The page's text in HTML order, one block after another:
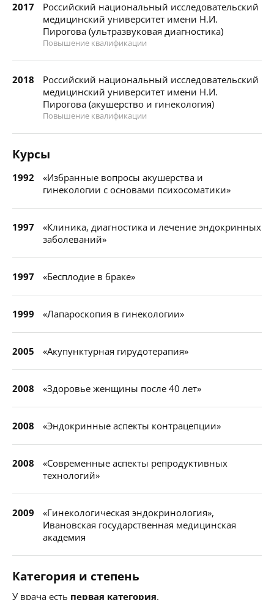
2017
Российский национальный исследовательский
медицинский университет имени Н.И.
Пирогова (ультразвуковая диагностика)
Повышение квалификации
2018
Российский национальный исследовательский
медицинский университет имени Н.И.
Пирогова (акушерство и гинекология)
Повышение квалификации
Курсы
1992
«Избранные вопросы акушерства и
гинекологии с основами психосоматики»
1997
«Клиника, диагностика и лечение эндокринных
заболеваний»
1997 «Бесплодие в браке»
1999 «Лапароскопия в гинекологии»
2005 «Акупунктурная гирудотерапия»
2008 «Здоровье женщины после 40 лет»
2008 «Эндокринные аспекты контрацепции»
2008
«Современные аспекты репродуктивных
технологий»
2009
«Гинекологическая эндокринология»,
Ивановская государственная медицинская
академия
Категория и степень
У врача есть первая категория.